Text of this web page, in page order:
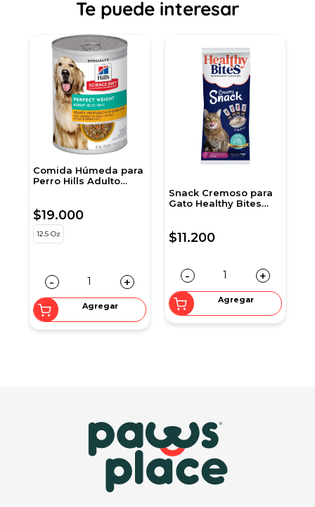
Te puede interesar
Comida Húmeda para
Perro Hills Adulto
$19.000
12.5 Oz
- +
Agregar
Snack Cremoso para
Gato Healthy Bites
$11.200
- +
Agregar